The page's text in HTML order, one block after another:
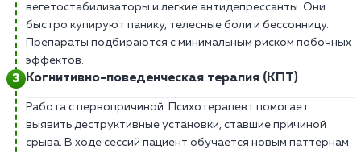
вегетостабилизаторы и легкие антидепрессанты. Они
быстро купируют панику, телесные боли и бессонницу.
Препараты подбираются с минимальным риском побочных
эффектов.
Когнитивно-поведенческая терапия (КПТ)
Работа с первопричиной. Психотерапевт помогает
выявить деструктивные установки, ставшие причиной
срыва. В ходе сессий пациент обучается новым паттернам